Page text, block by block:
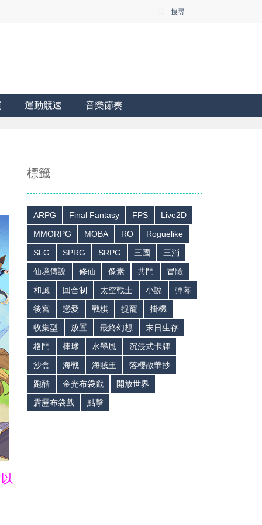
搜尋
運動競速 音樂節奏
標籤
ARPG Final Fantasy FPS
Live2D
MMORPG
MOBA RO
Roguelike
SLG
SPRG SRPG 三國
三消
仙境傳說
修仙 像素 共鬥
冒險
和風
回合制 太空戰士 小說
彈幕
後宮
戀愛 戰棋 捉寵
掛機
收集型
放置 最終幻想
末日生存
格鬥
棒球 水墨風
沉浸式卡牌
沙盒
海戰 海賊王
落櫻散華抄
跑酷
金光布袋戲
開放世界
霹靂布袋戲
點擊